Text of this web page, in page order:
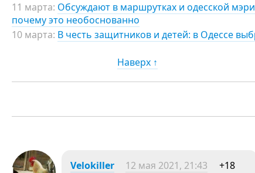
11 марта: Обсуждают в маршрутках и одесской
почему это необоснованно
10 марта: В честь защитников и детей: в Одессе
Наверх ↑
Velokiller 12 мая 2021, 21:43
+18